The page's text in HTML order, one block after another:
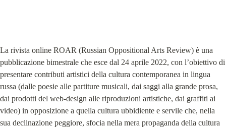
La rivista online ROAR (Russian Oppositional Arts Review) è una
pubblicazione bimestrale che esce dal 24 aprile 2022, con l’obiettivo di
presentare contributi artistici della cultura contemporanea in lingua
russa (dalle poesie alle partiture musicali, dai saggi alla grande prosa,
dai prodotti del web-design alle riproduzioni artistiche, dai graffiti ai
video) in opposizione a quella cultura ubbidiente e servile che, nella
sua declinazione peggiore, sfocia nella mera propaganda della cultura